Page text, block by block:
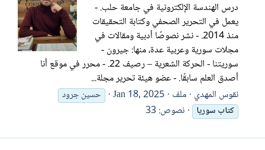
درس الهندسة الإلكترونية في جامعة حلب. -
يعمل في التحرير الصحفي وكتابة التحقيقات
منذ 2014. - نشر نصوصًا أدبية ومقالات في
مجلات سورية وعربية عدة، منها: جيرون -
سوريتنا - الحركة الشعرية – رصيف 22. - محرر في موقع أنا
أصدق العلم سابقًا. - عضو هيئة تحرير مجلة...
نقوس المهدي ملف Jan 18, 2025
حسين جرود
كتابسوريا نصوص: 33